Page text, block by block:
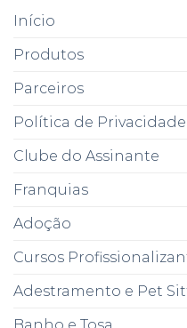
Início
Produtos
Parceiros
Política de Privacidade
Clube do Assinante
Franquias
Adoção
Cursos
Adestramento e Pet
Banho e Tosa